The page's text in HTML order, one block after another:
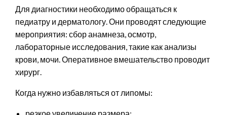
Для диагностики необходимо обращаться к
педиатру и дерматологу. Они проводят следующие
мероприятия: сбор анамнеза, осмотр,
лабораторные исследования, такие как анализы
крови, мочи. Оперативное вмешательство проводит
хирург.
Когда нужно избавляться от липомы: